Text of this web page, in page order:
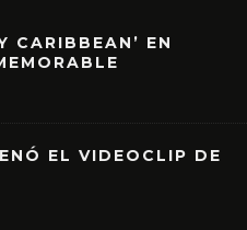
CARIBBEAN’ EN
EL VIDEOCLIP DE